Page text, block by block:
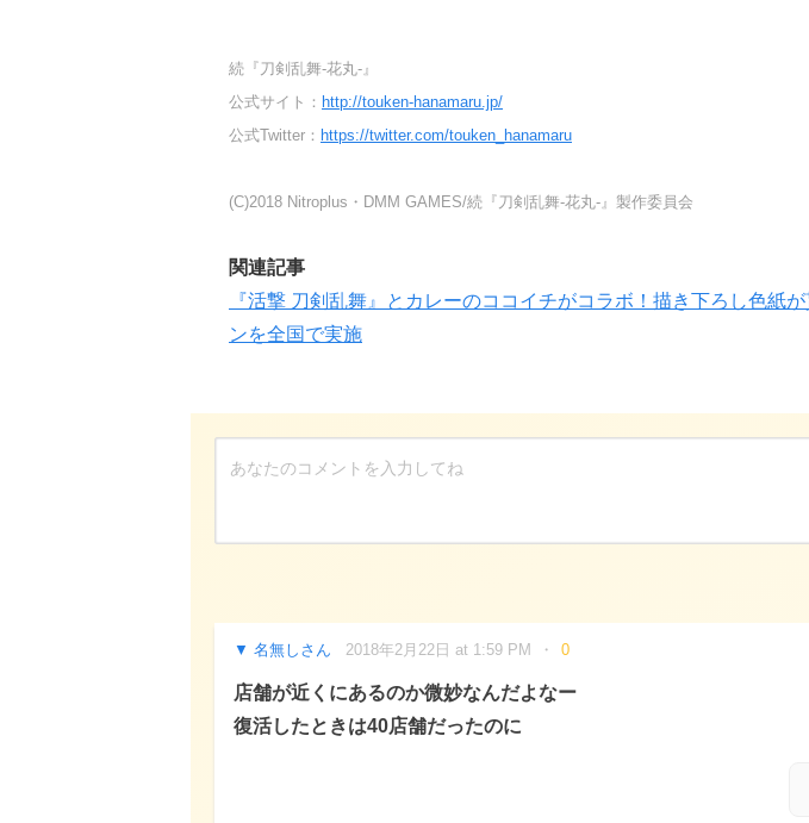
続『刀剣乱舞-花丸-』
公式サイト： http://touken-hanamaru.jp/
公式Twitter： https://twitter.com/touken_hanamaru
(C)2018 Nitroplus・DMM GAMES/続『刀剣乱舞-花丸-』製作委員会
関連記事
『活撃 刀剣乱舞』とカレーのココイチがコラボ！描き下ろし色紙
ンを全国で実施
名無しさん 2018年2月22日 at 1:59 PM 0
店舗が近くにあるのか微妙なんだよなー
復活したときは40店舗だったのに